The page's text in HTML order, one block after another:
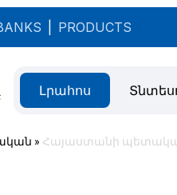
PRODUCTS
Լրահոս
» Հայաստանի պետական